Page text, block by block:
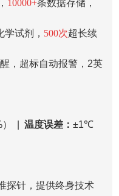
10000+条数据存储，
学试剂， 500次超长续
，超标自动报警，2英
） |温度误差：±1℃
探针，提供终身技术